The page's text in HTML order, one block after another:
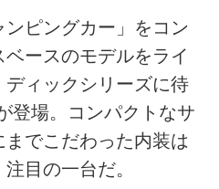
ンピングカー」をコン
ースのモデルをライ
ィックシリーズに待
登場。コンパクトなサ
でこだわった内装は
目の一台だ。